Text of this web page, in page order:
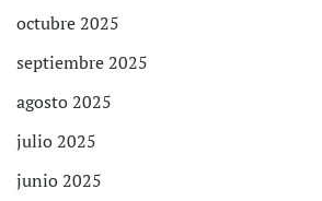
octubre 2025
septiembre 2025
agosto 2025
julio 2025
junio 2025